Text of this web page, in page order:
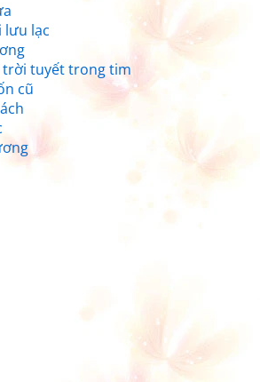
lưu lạc
trời tuyết trong tim
cũ